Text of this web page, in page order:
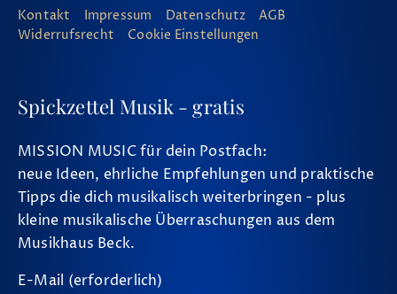
Kontakt Impressum Datenschutz
AGB
Widerrufsrecht
Cookie Einstellungen
Spickzettel Musik - gratis
MISSION MUSIC für dein Postfach:
neue Ideen, ehrliche Empfehlungen und praktische
Tipps die dich musikalisch weiterbringen - plus
kleine musikalische Überraschungen aus dem
Musikhaus Beck.
E-Mail (erforderlich)